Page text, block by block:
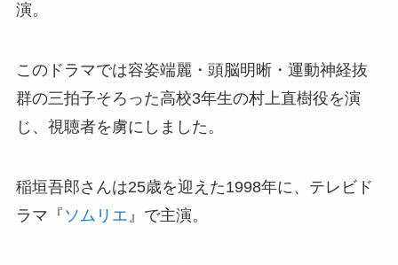
演。
このドラマでは容姿端麗・頭脳明晰・運動神経抜
群の三拍子そろった高校3年生の村上直樹役を演
じ、視聴者を虜にしました。
稲垣吾郎さんは25歳を迎えた1998年に、テレビド
ラマ『 ソムリエ 』で主演。